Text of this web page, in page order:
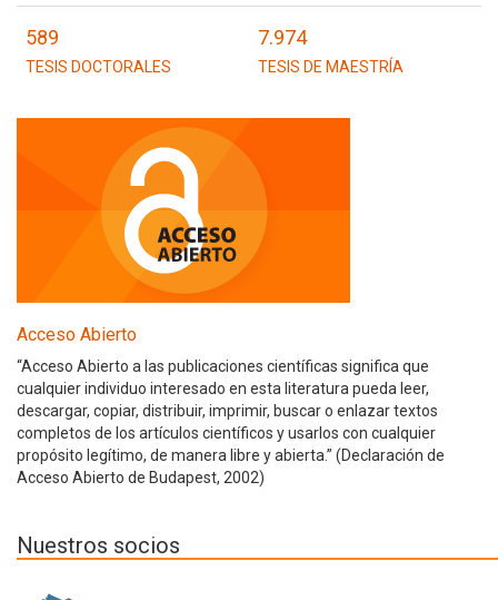
589
TESIS DOCTORALES
7.974
TESIS DE MAESTRÍA
Acceso Abierto
“Acceso Abierto a las publicaciones científicas significa que
cualquier individuo interesado en esta literatura pueda leer,
descargar, copiar, distribuir, imprimir, buscar o enlazar textos
completos de los artículos científicos y usarlos con cualquier
propósito legítimo, de manera libre y abierta.” (Declaración de
Acceso Abierto de Budapest, 2002)
Nuestros socios